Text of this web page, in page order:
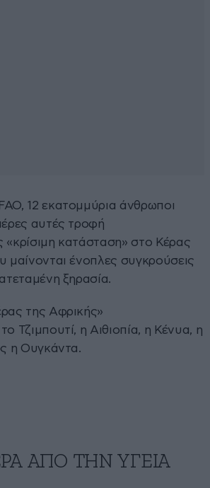
12 εκατομμύρια άνθρωποι
αυτές τροφή
«κρίσιμη κατάσταση» στο Κέρας
μαίνονται ένοπλες συγκρούσεις
ξηρασία.
της Αφρικής»
Τζιμπουτί, η Αιθιοπία, η Κένυα, η
η Ουγκάντα.
ΑΠΟ ΤΗΝ ΥΓΕΙΑ